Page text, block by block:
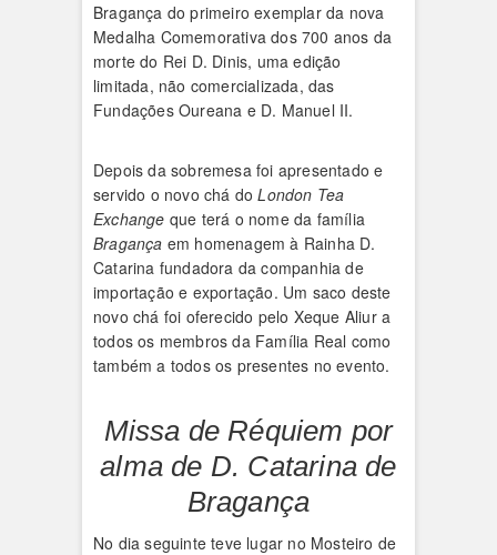
Bragança do primeiro exemplar da nova
Medalha Comemorativa dos 700 anos da
morte do Rei D. Dinis, uma edição
limitada, não comercializada, das
Fundações Oureana e D. Manuel II.
Depois da sobremesa foi apresentado e
servido o novo chá doLondon Tea
Exchange que terá o nome da família
Bragança em homenagem à Rainha D.
Catarina fundadora da companhia de
importação e exportação. Um saco deste
novo chá foi oferecido pelo Xeque Aliur a
todos os membros da Família Real como
também a todos os presentes no evento.
Missa de Réquiem por
alma de D. Catarina de
Bragança
No dia seguinte teve lugar no Mosteiro de